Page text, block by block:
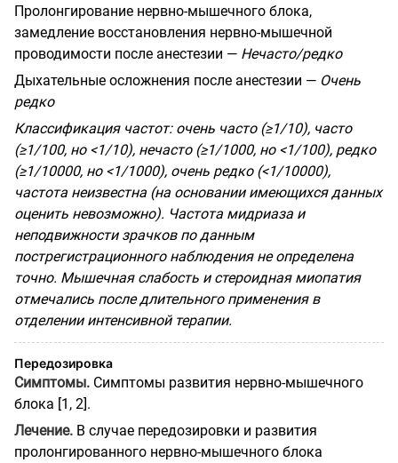
Пролонгирование нервно-мышечного блока,
замедление восстановления нервно-мышечной
проводимости после анестезии — Нечасто/редко
Дыхательные осложнения после анестезии — Очень
редко
Классификация частот: очень часто (≥1/10), часто
(≥1/100, но <1/10), нечасто (≥1/1000, но <1/100), редко
(≥1/10000, но <1/1000), очень редко (<1/10000),
частота неизвестна (на основании имеющихся данных
оценить невозможно). Частота мидриаза и
неподвижности зрачков по данным
пострегистрационного наблюдения не определена
точно. Мышечная слабость и стероидная миопатия
отмечались после длительного применения в
отделении интенсивной терапии.
Передозировка
Симптомы. Симптомы развития нервно-мышечного
блока [1, 2].
Лечение. В случае передозировки и развития
пролонгированного нервно-мышечного блока